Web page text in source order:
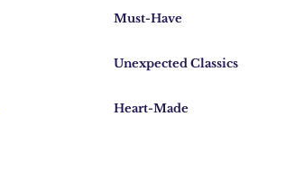
Must-Have
Unexpected Classics
Heart-Made